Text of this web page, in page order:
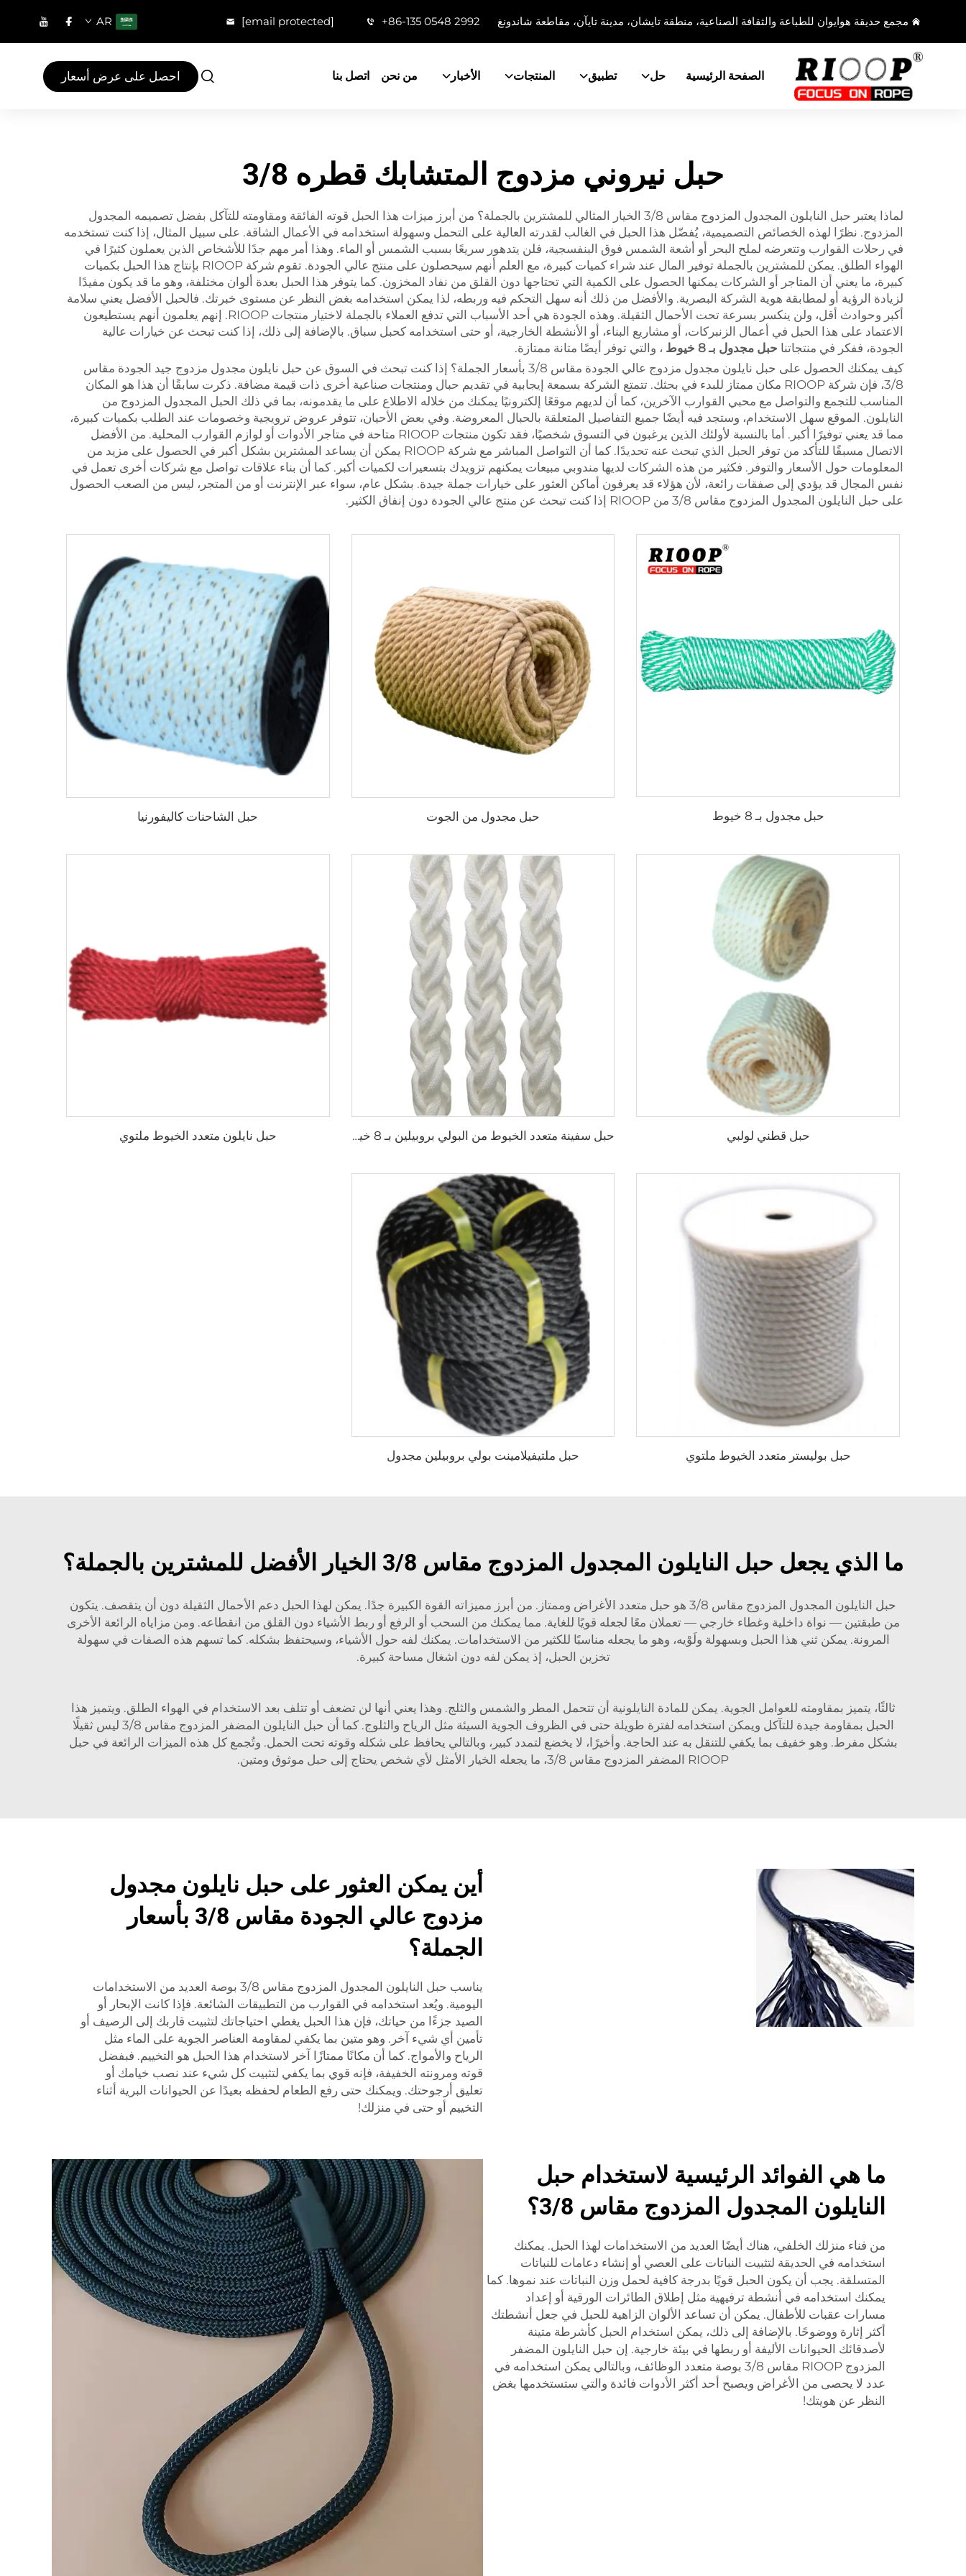
مجمع حديقة هوايوان للطباعة والثقافة الصناعية، منطقة تايشان، مدينة تايآن، مقاطعة شاندونغ +86-135 0548 2992
[email protected]
AR
الصفحة الرئيسية حل تطبيق المنتجات الأخبار من نحن اتصل بنا احصل على عرض أسعار
حبل نيروني مزدوج المتشابك قطره 3/8
لماذا يعتبر حبل النايلون المجدول المزدوج مقاس 3/8 الخيار المثالي للمشترين بالجملة؟ من أبرز ميزات هذا الحبل قوته الفائقة ومقاومته للتآكل بفضل تصميمه المجدول
المزدوج. نظرًا لهذه الخصائص التصميمية، يُفضّل هذا الحبل في الغالب لقدرته العالية على التحمل وسهولة استخدامه في الأعمال الشاقة. على سبيل المثال، إذا كنت تستخدمه
في رحلات القوارب وتتعرضه لملح البحر أو أشعة الشمس فوق البنفسجية، فلن يتدهور سريعًا بسبب الشمس أو الماء. وهذا أمر مهم جدًا للأشخاص الذين يعملون كثيرًا في
الهواء الطلق. يمكن للمشترين بالجملة توفير المال عند شراء كميات كبيرة، مع العلم أنهم سيحصلون على منتج عالي الجودة. تقوم شركة RIOOP بإنتاج هذا الحبل بكميات
كبيرة، ما يعني أن المتاجر أو الشركات يمكنها الحصول على الكمية التي تحتاجها دون القلق من نفاد المخزون. كما يتوفر هذا الحبل بعدة ألوان مختلفة، وهو ما قد يكون مفيدًا
لزيادة الرؤية أو لمطابقة هوية الشركة البصرية. والأفضل من ذلك أنه سهل التحكم فيه وربطه، لذا يمكن استخدامه بغض النظر عن مستوى خبرتك. فالحبل الأفضل يعني سلامة
أكبر وحوادث أقل، ولن ينكسر بسرعة تحت الأحمال الثقيلة. وهذه الجودة هي أحد الأسباب التي تدفع العملاء بالجملة لاختيار منتجات RIOOP. إنهم يعلمون أنهم يستطيعون
الاعتماد على هذا الحبل في أعمال الزنبركات، أو مشاريع البناء، أو الأنشطة الخارجية، أو حتى استخدامه كحبل سباق. بالإضافة إلى ذلك، إذا كنت تبحث عن خيارات عالية
الجودة، ففكر في منتجاتنا حبل مجدول بـ 8 خيوط
، والتي توفر أيضًا متانة ممتازة.
كيف يمكنك الحصول على حبل نايلون مجدول مزدوج عالي الجودة مقاس 3/8 بأسعار الجملة؟ إذا كنت تبحث في السوق عن حبل نايلون مجدول مزدوج جيد الجودة مقاس
3/8، فإن شركة RIOOP مكان ممتاز للبدء في بحثك. تتمتع الشركة بسمعة إيجابية في تقديم حبال ومنتجات صناعية أخرى ذات قيمة مضافة. ذكرت سابقًا أن هذا هو المكان
المناسب للتجمع والتواصل مع محبي القوارب الآخرين، كما أن لديهم موقعًا إلكترونيًا يمكنك من خلاله الاطلاع على ما يقدمونه، بما في ذلك الحبل المجدول المزدوج من
النايلون. الموقع سهل الاستخدام، وستجد فيه أيضًا جميع التفاصيل المتعلقة بالحبال المعروضة. وفي بعض الأحيان، تتوفر عروض ترويجية وخصومات عند الطلب بكميات كبيرة،
مما قد يعني توفيرًا أكبر. أما بالنسبة لأولئك الذين يرغبون في التسوق شخصيًا، فقد تكون منتجات RIOOP متاحة في متاجر الأدوات أو لوازم القوارب المحلية. من الأفضل
الاتصال مسبقًا للتأكد من توفر الحبل الذي تبحث عنه تحديدًا. كما أن التواصل المباشر مع شركة RIOOP يمكن أن يساعد المشترين بشكل أكبر في الحصول على مزيد من
المعلومات حول الأسعار والتوفر. فكثير من هذه الشركات لديها مندوبي مبيعات يمكنهم تزويدك بتسعيرات لكميات أكبر. كما أن بناء علاقات تواصل مع شركات أخرى تعمل في
نفس المجال قد يؤدي إلى صفقات رائعة، لأن هؤلاء قد يعرفون أماكن العثور على خيارات جملة جيدة. بشكل عام، سواء عبر الإنترنت أو من المتجر، ليس من الصعب الحصول
على حبل النايلون المجدول المزدوج مقاس 3/8 من RIOOP إذا كنت تبحث عن منتج عالي الجودة دون إنفاق الكثير.
حبل مجدول بـ 8 خيوط حبل مجدول من الجوت حبل الشاحنات كاليفورنيا
حبل قطني لولبي حبل سفينة متعدد الخيوط من البولي بروبيلين بـ 8 خيوط حبل نايلون متعدد الخيوط ملتوي
حبل بوليستر متعدد الخيوط ملتوي حبل ملتيفيلامينت بولي بروبيلين مجدول
ما الذي يجعل حبل النايلون المجدول المزدوج مقاس 3/8 الخيار الأفضل للمشترين بالجملة؟
حبل النايلون المجدول المزدوج مقاس 3/8 هو حبل متعدد الأغراض وممتاز. من أبرز مميزاته القوة الكبيرة جدًا. يمكن لهذا الحبل دعم الأحمال الثقيلة دون أن يتقصف. يتكون
من طبقتين — نواة داخلية وغطاء خارجي — تعملان معًا لجعله قويًا للغاية. مما يمكنك من السحب أو الرفع أو ربط الأشياء دون القلق من انقطاعه. ومن مزاياه الرائعة الأخرى
المرونة. يمكن ثني هذا الحبل وبسهولة ولَوْيه، وهو ما يجعله مناسبًا للكثير من الاستخدامات. يمكنك لفه حول الأشياء، وسيحتفظ بشكله. كما تسهم هذه الصفات في سهولة
تخزين الحبل، إذ يمكن لفه دون اشغال مساحة كبيرة.
ثالثًا، يتميز بمقاومته للعوامل الجوية. يمكن للمادة النايلونية أن تتحمل المطر والشمس والثلج. وهذا يعني أنها لن تضعف أو تتلف بعد الاستخدام في الهواء الطلق. ويتميز هذا
الحبل بمقاومة جيدة للتآكل ويمكن استخدامه لفترة طويلة حتى في الظروف الجوية السيئة مثل الرياح والثلوج. كما أن حبل النايلون المضفر المزدوج مقاس 3/8 ليس ثقيلًا
بشكل مفرط. وهو خفيف بما يكفي للتنقل به عند الحاجة. وأخيرًا، لا يخضع لتمدد كبير، وبالتالي يحافظ على شكله وقوته تحت الحمل. وتُجمع كل هذه الميزات الرائعة في حبل
RIOOP المضفر المزدوج مقاس 3/8، ما يجعله الخيار الأمثل لأي شخص يحتاج إلى حبل موثوق ومتين.
أين يمكن العثور على حبل نايلون مجدول
مزدوج عالي الجودة مقاس 3/8 بأسعار
الجملة؟
يناسب حبل النايلون المجدول المزدوج مقاس 3/8 بوصة العديد من الاستخدامات
اليومية. ويُعد استخدامه في القوارب من التطبيقات الشائعة. فإذا كانت الإبحار أو
الصيد جزءًا من حياتك، فإن هذا الحبل يغطي احتياجاتك لتثبيت قاربك إلى الرصيف أو
تأمين أي شيء آخر. وهو متين بما يكفي لمقاومة العناصر الجوية على الماء مثل
الرياح والأمواج. كما أن مكانًا ممتازًا آخر لاستخدام هذا الحبل هو التخييم. فبفضل
قوته ومرونته الخفيفة، فإنه قوي بما يكفي لتثبيت كل شيء عند نصب خيامك أو
تعليق أرجوحتك. ويمكنك حتى رفع الطعام لحفظه بعيدًا عن الحيوانات البرية أثناء
التخييم أو حتى في منزلك!
ما هي الفوائد الرئيسية لاستخدام حبل
النايلون المجدول المزدوج مقاس 3/8؟
من فناء منزلك الخلفي، هناك أيضًا العديد من الاستخدامات لهذا الحبل. يمكنك
استخدامه في الحديقة لتثبيت النباتات على العصي أو إنشاء دعامات للنباتات
المتسلقة. يجب أن يكون الحبل قويًا بدرجة كافية لحمل وزن النباتات عند نموها. كما
يمكنك استخدامه في أنشطة ترفيهية مثل إطلاق الطائرات الورقية أو إعداد
مسارات عقبات للأطفال. يمكن أن تساعد الألوان الزاهية للحبل في جعل أنشطتك
أكثر إثارة ووضوحًا. بالإضافة إلى ذلك، يمكن استخدام الحبل كأشرطة متينة
لأصدقائك الحيوانات الأليفة أو ربطها في بيئة خارجية. إن حبل النايلون المضفر
المزدوج RIOOP مقاس 3/8 بوصة متعدد الوظائف، وبالتالي يمكن استخدامه في
عدد لا يحصى من الأغراض ويصبح أحد أكثر الأدوات فائدة والتي ستستخدمها بغض
النظر عن هويتك!